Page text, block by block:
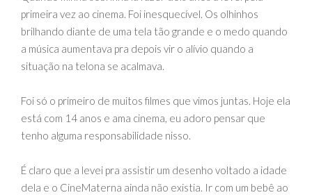
primeira vez ao cinema. Foi inesquecível. Os olhinhos
brilhando diante de uma tela tão grande e o medo quando
a música aumentava pra depois vir o alívio quando a
situação na telona se acalmava.
Foi só o primeiro de muitos filmes que vimos juntas. Hoje ela
está com 14 anos e ama cinema, eu adoro pensar que
tenho alguma responsabilidade nisso.
É claro que a levei pra assistir um desenho voltado a idade
dela e o CineMaterna ainda não existia. Ir com um bebê ao